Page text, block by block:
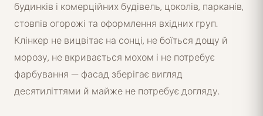
будинків і комерційних будівель, цоколів, парканів,
стовпів огорожі та оформлення вхідних груп.
Клінкер не вицвітає на сонці, не боїться дощу й
морозу, не вкривається мохом і не потребує
фарбування — фасад зберігає вигляд
десятиліттями й майже не потребує догляду.